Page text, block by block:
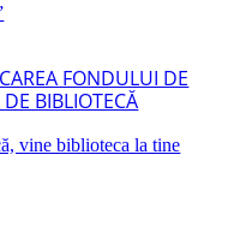
FONDULUI DE
BIBLIOTECĂ
vine biblioteca la tine